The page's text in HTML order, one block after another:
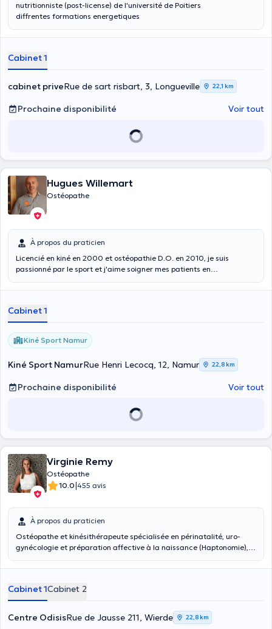
nutritionniste (post-license) de l'université de Poitiers
diffrentes formations energetiques
Cabinet 1
cabinet priveRue de sart risbart, 3, Longueville 22,1 km
Prochaine disponibilité Voir tout
Hugues Willemart
Ostéopathe
À propos du praticien
Licencié en kiné en 2000 et ostéopathie D.O. en 2010, je suis
passionné par le sport et j'aime soigner mes patients en
Cabinet 1
Kiné Sport Namur
Kiné Sport NamurRue Henri Lecocq, 12, Namur 22,8 km
Prochaine disponibilité Voir tout
Virginie Remy
Ostéopathe
10.0|455 avis
À propos du praticien
Ostéopathe et kinésithérapeute spécialisée en périnatalité, uro-
gynécologie et préparation affective à la naissance (Haptonomie),
Guibert et Wierde. Veuillez consulter la carte pour avoir plus de
prendre rendez-vous en ligne ou me contacter au 0460 95 72 49 si
la demande est urgente et qu’il n’y a pas de disponibilité rapide en
ligne. Je prends en consultation les bébés, les enfants, les
adolescents, mais aussi les femmes.
Cabinet 1Cabinet 2
Centre OdisisRue de Jausse 211, Wierde 22,8 km